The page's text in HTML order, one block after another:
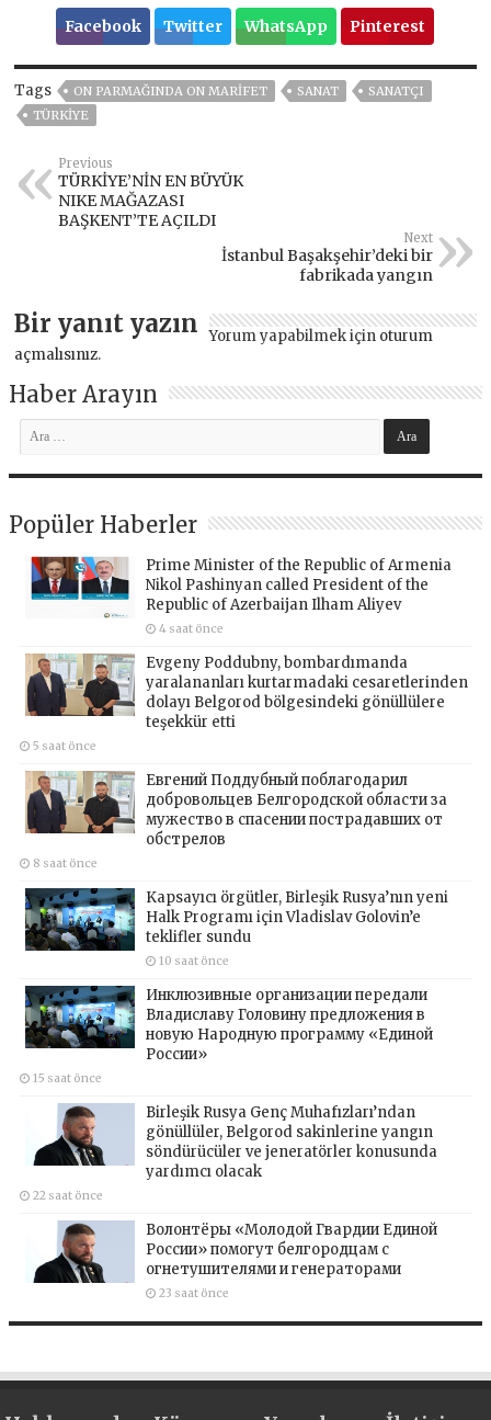
Facebook Twitter WhatsApp Pinterest
Tags ON PARMAĞINDA ON MARİFET SANAT
SANATÇI
TÜRKİYE
Previous
TÜRKİYE’NİN EN BÜYÜK
NIKE MAĞAZASI
BAŞKENT’TE AÇILDI
Next
İstanbul Başakşehir’deki bir
fabrikada yangın
Bir yanıt yazın Yorum yapabilmek için oturum
açmalısınız.
Haber Arayın
Popüler Haberler
Prime Minister of the Republic of Armenia
Nikol Pashinyan called President of the
Republic of Azerbaijan Ilham Aliyev
4 saat önce
Evgeny Poddubny, bombardımanda
yaralananları kurtarmadaki cesaretlerinden
dolayı Belgorod bölgesindeki gönüllülere
teşekkür etti
5 saat önce
Евгений Поддубный поблагодарил
добровольцев Белгородской области за
мужество в спасении пострадавших от
обстрелов
8 saat önce
Kapsayıcı örgütler, Birleşik Rusya’nın yeni
Halk Programı için Vladislav Golovin’e
teklifler sundu
10 saat önce
Инклюзивные организации передали
Владиславу Головину предложения в
новую Народную программу «Единой
России»
15 saat önce
Birleşik Rusya Genç Muhafızları’ndan
gönüllüler, Belgorod sakinlerine yangın
söndürücüler ve jeneratörler konusunda
yardımcı olacak
22 saat önce
Волонтёры «Молодой Гвардии Единой
России» помогут белгородцам с
огнетушителями и генераторами
23 saat önce